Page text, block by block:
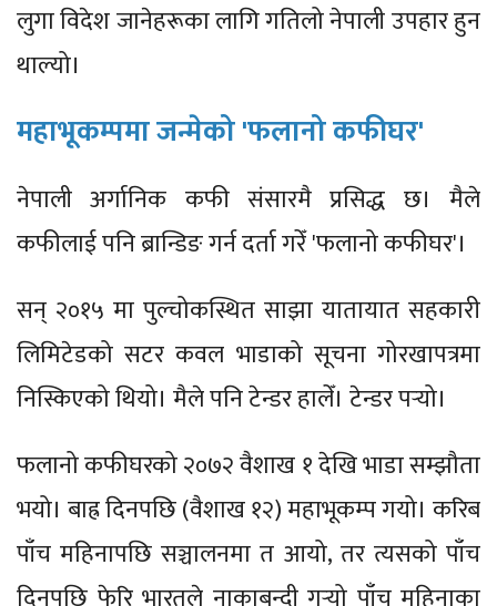
लुगा विदेश जानेहरूका लागि गतिलो नेपाली उपहार हुन
थाल्यो।
महाभूकम्पमा जन्मेको 'फलानो कफीघर'
नेपाली अर्गानिक कफी संसारमै प्रसिद्ध छ। मैले
कफीलाई पनि ब्रान्डिङ गर्न दर्ता गरेँ 'फलानो कफीघर'।
सन् २०१५ मा पुल्चोकस्थित साझा यातायात सहकारी
लिमिटेडको सटर कवल भाडाको सूचना गोरखापत्रमा
निस्किएको थियो। मैले पनि टेन्डर हालेँ। टेन्डर पर्‍यो।
फलानो कफीघरको २०७२ वैशाख १ देखि भाडा सम्झौता
भयो। बाह्र दिनपछि (वैशाख १२) महाभूकम्प गयो। करिब
पाँच महिनापछि सञ्चालनमा त आयो, तर त्यसको पाँच